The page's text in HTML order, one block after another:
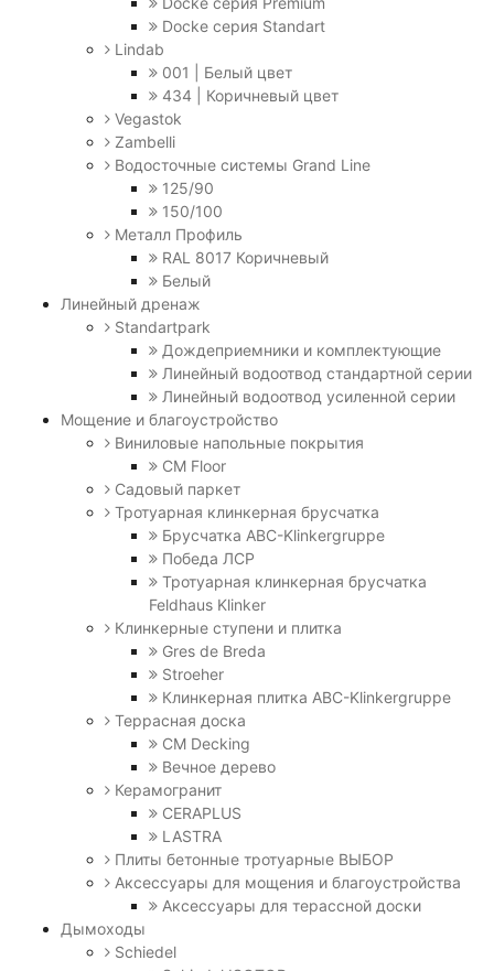
Docke серия Standart
Lindab
001 | Белый цвет
434 | Коричневый цвет
Vegastok
Zambelli
Водосточные системы Grand Line
125/90
150/100
Металл Профиль
RAL 8017 Коричневый
Белый
Линейный дренаж
Standartpark
Дождеприемники и комплектующие
Линейный водоотвод стандартной серии
Линейный водоотвод усиленной серии
Мощение и благоустройство
Виниловые напольные покрытия
CM Floor
Садовый паркет
Тротуарная клинкерная брусчатка
Брусчатка АВС-Klinkergruppe
Победа ЛСР
Тротуарная клинкерная брусчатка
Feldhaus Klinker
Клинкерные ступени и плитка
Gres de Breda
Stroeher
Клинкерная плитка ABC-Klinkergruppe
Террасная доска
CM Decking
Вечное дерево
Керамогранит
CERAPLUS
LASTRA
Плиты бетонные тротуарные ВЫБОР
Аксессуары для мощения и благоустройства
Аксессуары для терассной доски
Дымоходы
Schiedel